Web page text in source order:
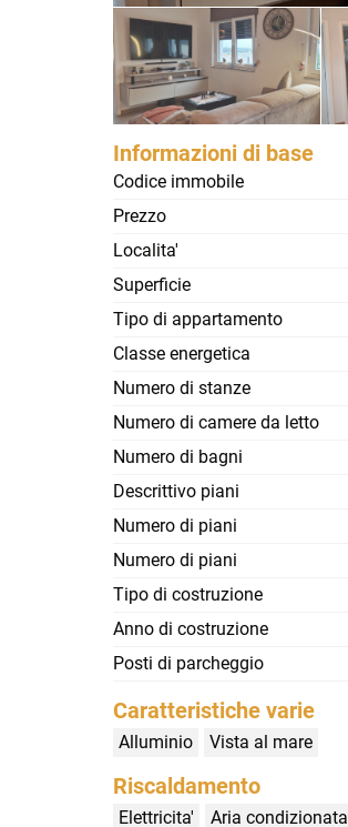
Informazioni di base
Codice immobile
Prezzo
Localita'
Superficie
Tipo di appartamento
Classe energetica
Numero di stanze
Numero di camere da letto
Numero di bagni
Descrittivo piani
Numero di piani
Numero di piani
Tipo di costruzione
Anno di costruzione
Posti di parcheggio
Caratteristiche varie
Alluminio Vista al mare
Riscaldamento
Elettricita' Aria condizionata